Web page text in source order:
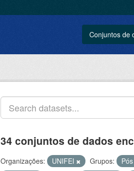
Conjuntos de
34 conjuntos de dados
Organizações: UNIFEI Grupos: